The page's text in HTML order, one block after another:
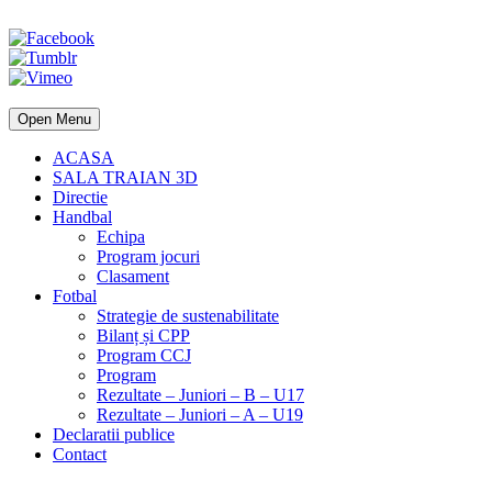
Open Menu
ACASA
SALA TRAIAN 3D
Directie
Handbal
Echipa
Program jocuri
Clasament
Fotbal
Strategie de sustenabilitate
Bilanț și CPP
Program CCJ
Program
Rezultate – Juniori – B – U17
Rezultate – Juniori – A – U19
Declaratii publice
Contact